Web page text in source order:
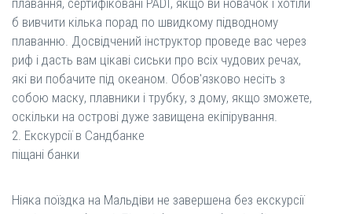
плавання, сертифіковані PADI, якщо ви новачок і хотіли
б вивчити кілька порад по швидкому підводному
плаванню. Досвідчений інструктор проведе вас через
риф і дасть вам цікаві сиськи про всіх чудових речах,
які ви побачите під океаном. Обов'язково несіть з
собою маску, плавники і трубку, з дому, якщо зможете,
оскільки на острові дуже завищена екіпірування.
2. Екскурсії в Сандбанке
піщані банки
Ніяка поїздка на Мальдіви не завершена без екскурсії